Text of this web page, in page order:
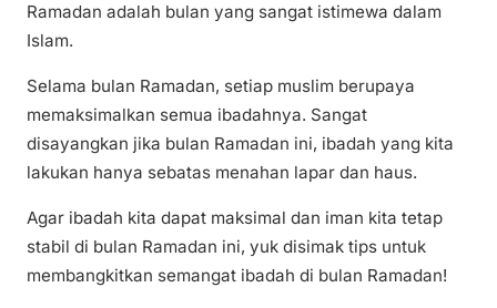
Ramadan adalah bulan yang sangat istimewa dalam
Islam.
Selama bulan Ramadan, setiap muslim berupaya
memaksimalkan semua ibadahnya. Sangat
disayangkan jika bulan Ramadan ini, ibadah yang kita
lakukan hanya sebatas menahan lapar dan haus.
Agar ibadah kita dapat maksimal dan iman kita tetap
stabil di bulan Ramadan ini, yuk disimak tips untuk
membangkitkan semangat ibadah di bulan Ramadan!